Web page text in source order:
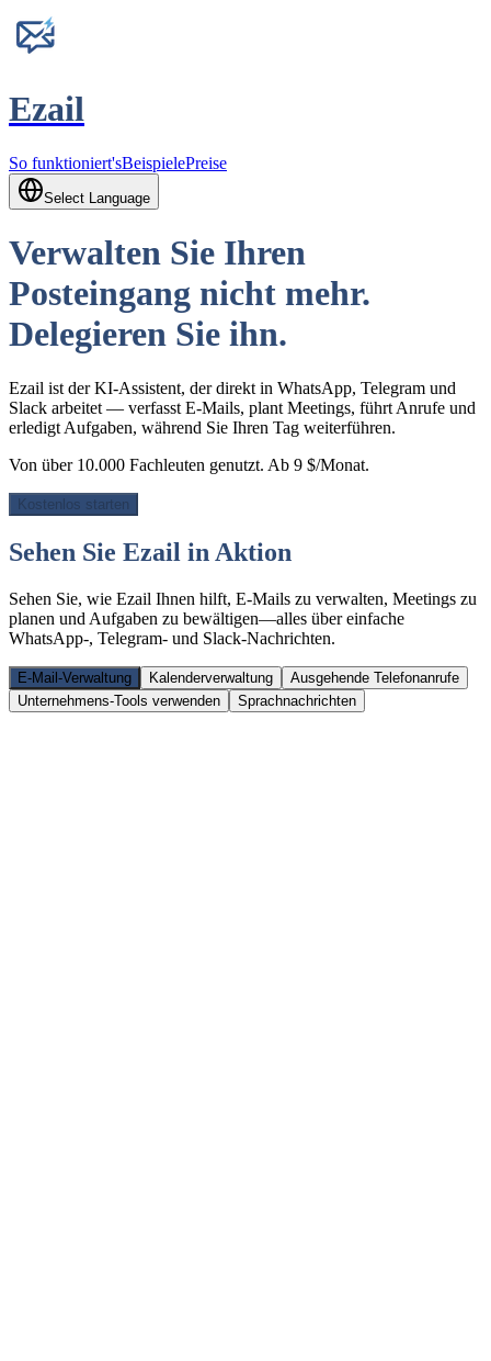
Ezail
So funktioniert'sBeispielePreise
Select Language
Verwalten Sie Ihren
Posteingang nicht mehr.
Delegieren Sie ihn.
Ezail ist der KI-Assistent, der direkt in WhatsApp, Telegram und
Slack arbeitet — verfasst E-Mails, plant Meetings, führt Anrufe und
erledigt Aufgaben, während Sie Ihren Tag weiterführen.
Von über 10.000 Fachleuten genutzt. Ab 9 $/Monat.
Kostenlos starten
Sehen Sie Ezail in Aktion
Sehen Sie, wie Ezail Ihnen hilft, E-Mails zu verwalten, Meetings zu
planen und Aufgaben zu bewältigen—alles über einfache
WhatsApp-, Telegram- und Slack-Nachrichten.
E-Mail-Verwaltung Kalenderverwaltung
Ausgehende Telefonanrufe
Unternehmens-Tools verwenden
Sprachnachrichten